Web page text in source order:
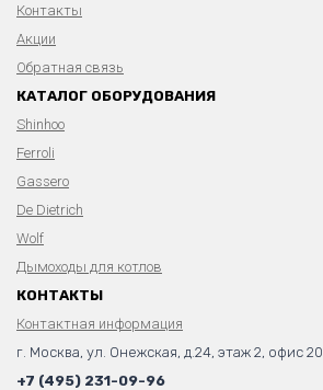
Контакты
Акции
Обратная связь
КАТАЛОГ ОБОРУДОВАНИЯ
Shinhoo
Ferroli
Gassero
De Dietrich
Wolf
Дымоходы для котлов
КОНТАКТЫ
Контактная информация
г. Москва, ул. Онежская, д.24, этаж 2, офис 20
+7 (495) 231-09-96